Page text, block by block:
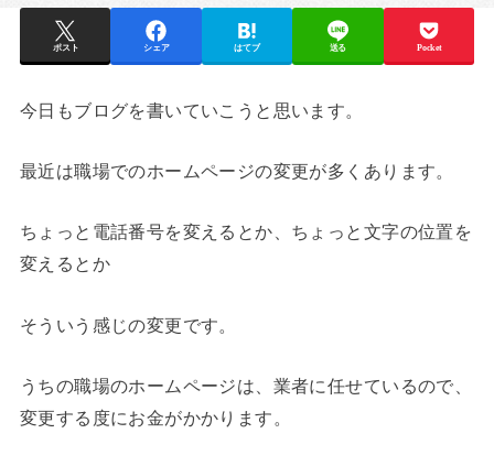
ポスト シェア はてブ 送る Pocket
今日もブログを書いていこうと思います。
最近は職場でのホームページの変更が多くあります。
ちょっと電話番号を変えるとか、ちょっと文字の位置を
変えるとか
そういう感じの変更です。
うちの職場のホームページは、業者に任せているので、
変更する度にお金がかかります。